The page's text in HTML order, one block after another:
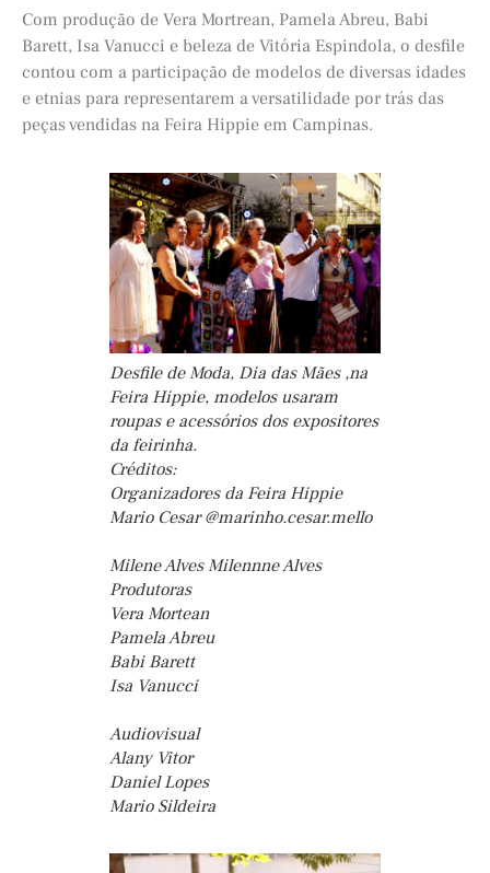
Com produção de Vera Mortrean, Pamela Abreu, Babi
Barett, Isa Vanucci e beleza de Vitória Espindola, o desfile
contou com a participação de modelos de diversas idades
e etnias para representarem a versatilidade por trás das
peças vendidas na Feira Hippie em Campinas.
Desfile de Moda, Dia das Mães ,na
Feira Hippie, modelos usaram
roupas e acessórios dos expositores
da feirinha.
Créditos:
Organizadores da Feira Hippie
Mario Cesar @marinho.cesar.mello
Milene Alves Milennne Alves
Produtoras
Vera Mortean
Pamela Abreu
Babi Barett
Isa Vanucci
Audiovisual
Alany Vitor
Daniel Lopes
Mario Sildeira